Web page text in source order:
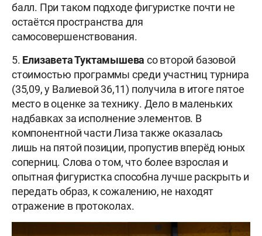
балл. При таком подходе фигуристке почти не
остаётся пространства для
самосовершенствования.
5. Елизавета Туктамышева со второй базовой
стоимостью программы среди участниц турнира
(35,09, у Валиевой 36,11) получила в итоге пятое
место в оценке за технику. Дело в маленьких
надбавках за исполнение элементов. В
компонентной части Лиза также оказалась
лишь на пятой позиции, пропустив вперёд юных
соперниц. Слова о том, что более взрослая и
опытная фигуристка способна лучше раскрыть и
передать образ, к сожалению, не находят
отражение в протоколах.